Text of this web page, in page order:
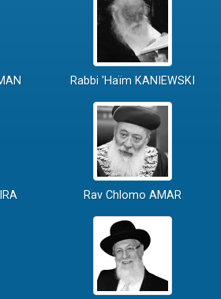
Rabbi 'Haïm KANIEWSKI
Rav Chlomo AMAR